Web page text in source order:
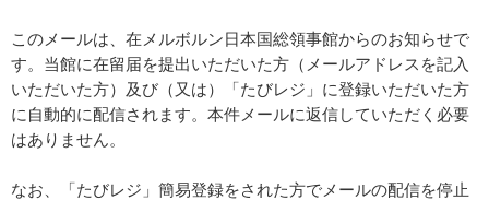
このメールは、在メルボルン日本国総領事館からのお知らせで
す。当館に在留届を提出いただいた方（メールアドレスを記入
いただいた方）及び（又は）「たびレジ」に登録いただいた方
に自動的に配信されます。本件メールに返信していただく必要
はありません。
なお、「たびレジ」簡易登録をされた方でメールの配信を停止